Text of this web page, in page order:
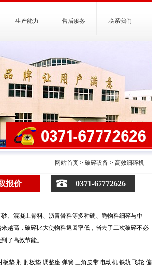
生产能力 售后服务 联系我们
网站首页> 破碎设备> 高效细碎机
报价 0371-67772626
、混凝土骨料、沥青骨料等多种硬、脆物料细碎与中
越高，破碎比大使物料返回率低，省去了二次破碎不必
了高效节能。
垫 肘 肘板垫 调整座 弹簧 三角皮带 电动机 铁轨 飞轮 偏